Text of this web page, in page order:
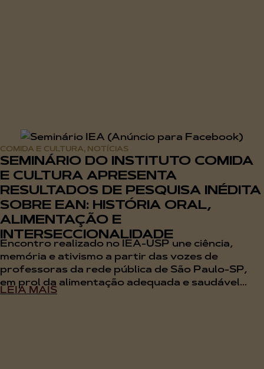
COMIDA E CULTURA, NOTÍCIAS
SEMINÁRIO DO INSTITUTO COMIDA
E CULTURA APRESENTA
RESULTADOS DE PESQUISA INÉDITA
SOBRE EAN: HISTÓRIA ORAL,
ALIMENTAÇÃO E
INTERSECCIONALIDADE
Encontro realizado no IEA-USP une ciência,
memória e ativismo a partir das vozes de
professoras da rede pública de São Paulo-SP,
em prol da alimentação adequada e saudável...
LEIA MAIS